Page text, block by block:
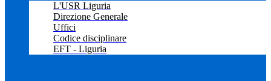
L'USR Liguria
Direzione Generale
Uffici
Codice disciplinare
EFT - Liguria